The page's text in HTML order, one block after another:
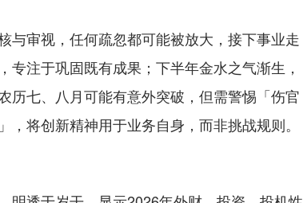
与审视，任何疏忽都可能被放大，接下事业走
专注于巩固既有成果；下半年金水之气渐生，
历七、八月可能有意外突破，但需警惕「伤官
，将创新精神用于业务自身，而非挑战规则。